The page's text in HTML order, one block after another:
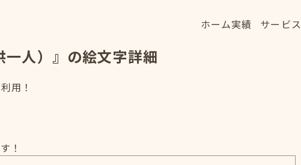
ホーム実績
サービス
人）』の絵文字詳細
用！
！